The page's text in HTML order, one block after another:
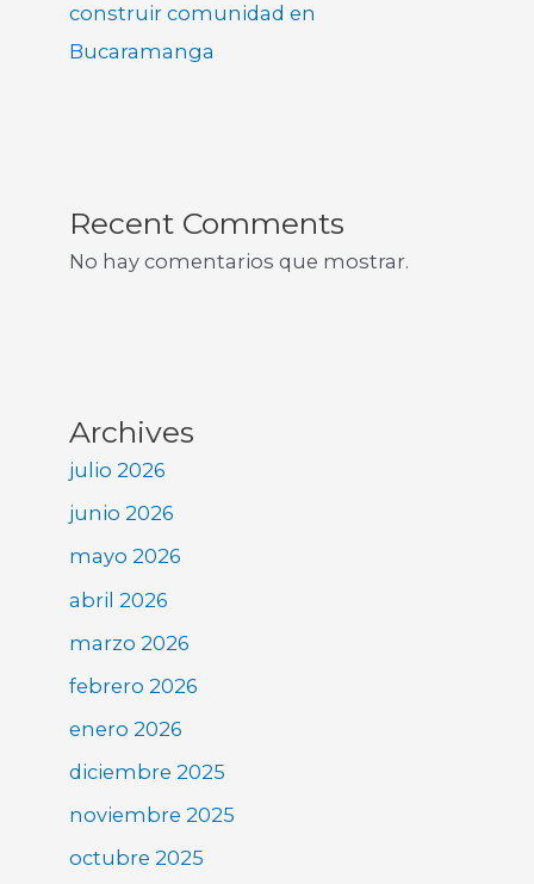
construir comunidad en
Bucaramanga
Recent Comments
No hay comentarios que mostrar.
Archives
julio 2026
junio 2026
mayo 2026
abril 2026
marzo 2026
febrero 2026
enero 2026
diciembre 2025
noviembre 2025
octubre 2025